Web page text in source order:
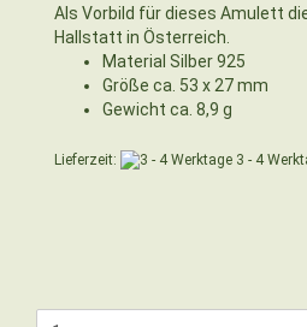
Als Vorbild für dieses Amulett
Hallstatt in Österreich.
Material Silber 925
Größe ca. 53 x 27 mm
Gewicht ca. 8,9 g
Lieferzeit: 3 - 4